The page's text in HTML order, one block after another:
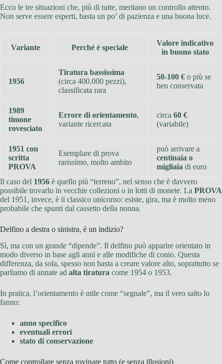
Ecco le tre situazioni che, più di tutte, meritano un controllo attento.
Non serve essere esperti, basta un po’ di pazienza e una buona luce.
Variante Perché è speciale
Valore indicativo
in buono stato
1956
Tiratura bassissima
(circa 400.000 pezzi),
classificata rara
50-100 € o più se
ben conservata
1989
timone
rovesciato
Errore di orientamento,
variante ricercata
circa 60 €
(variabile)
1951 con
scritta
PROVA
Esemplare di prova
rarissimo, molto ambito
può arrivare a
centinaia o
migliaia di euro
Il caso del 1956 è quello più “terreno”, nel senso che è davvero
possibile trovarlo in vecchie collezioni o in lotti di monete. La PROVA
del 1951, invece, è il classico unicorno: esiste, gira, ma è molto meno
probabile che spunti dal cassetto della nonna.
Delfino a destra o sinistra, è un indizio?
Sì, ma con un grande “dipende”. Il delfino può apparire orientato in
modo diverso in base agli anni e alle modifiche di conio. Questa
differenza, da sola, spesso non basta a creare valore alto, soprattutto se
parliamo di annate ad alta tiratura come 1954 o 1953.
In pratica, l’orientamento è utile come “segnale”, ma il vero salto lo
fanno:
anno specifico
eventuali errori
stato di conservazione
Come controllare senza rovinare tutto (e senza illusioni)